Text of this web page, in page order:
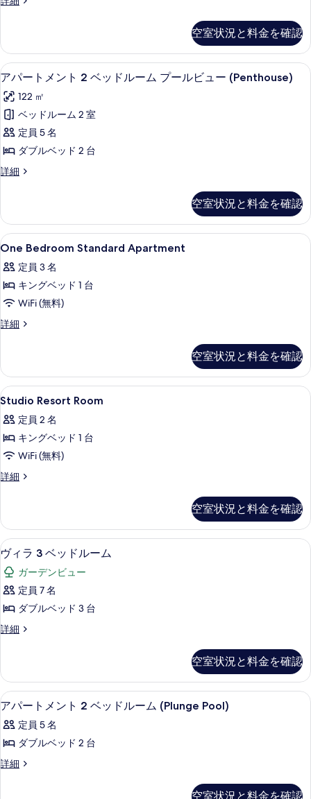
る
の
写
真
を
表
示
す
る
ム
細
の
写
真
を
表
示
る
の
詳
細
空室状況と料金を確認
ア
パ
ー
ト
メ
ン
ト
ベ
ッ
ド
ル
ー
ム
プ
ビ
ュ
(Penthouse)
の
す
べ
写
真
を
表
示
す
アパートメント 2 ベッドルーム プ
11
アパートメント 2 ベッドルーム プールビュー (Penthouse)
122 ㎡
ベッドルーム 2 室
定員 5 名
ダブルベッド 2 台
詳細
ア
メ
ン
ト
ベ
ッ
ル
ー
ム
ル
ュ
ー
(Penthouse)
の
詳
細
空室状況と料金を確認
One
Bedroom
Standard
Apartment
の
す
の
写
真
を
表
す
高級寝具、ミニバー、セーフティボ
6
One Bedroom Standard Apartment
定員 3 名
キングベッド 1 台
WiFi (無料)
詳細
One
の
詳
細
空室状況と料金を確認
Studio
Resort
Room
の
す
べ
写
真
を
表
示
す
る
高級寝具、ミニバー、セーフティボ
4
Studio Resort Room
定員 2 名
キングベッド 1 台
WiFi (無料)
詳細
Studio
詳
細
空室状況と料金を確認
ヴ
ィ
ラ
3
ベ
ッ
ル
ー
ム
の
す
べ
ヴィラ 3 ベッドルーム | 高級寝具、
10
ヴィラ 3 ベッドルーム
ガーデンビュー
定員 7 名
ダブルベッド 3 台
詳細
ヴ
ベ
ッ
ド
ー
ム
詳
空室状況と料金を確認
ア
パ
ー
ト
メ
アパートメント 2 ベッドルーム
6
アパートメント 2 ベッドルーム (Plunge Pool)
定員 5 名
ダブルベッド 2 台
詳細
ア
空室状況と料金を確認